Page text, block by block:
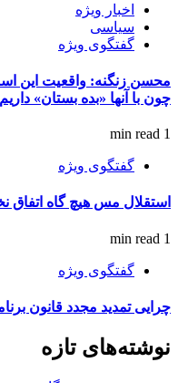
اخبار ویژه
سیاسی
گفتگوی ویژه
محسن زنگنه: واقعیت این
چون با آنها «بده بستان»
1 min read
گفتگوی ویژه
استقلال مس هیچ گاه اتفاق
1 min read
گفتگوی ویژه
چرایی تمدید مجدد قانون
نوشته‌های تازه